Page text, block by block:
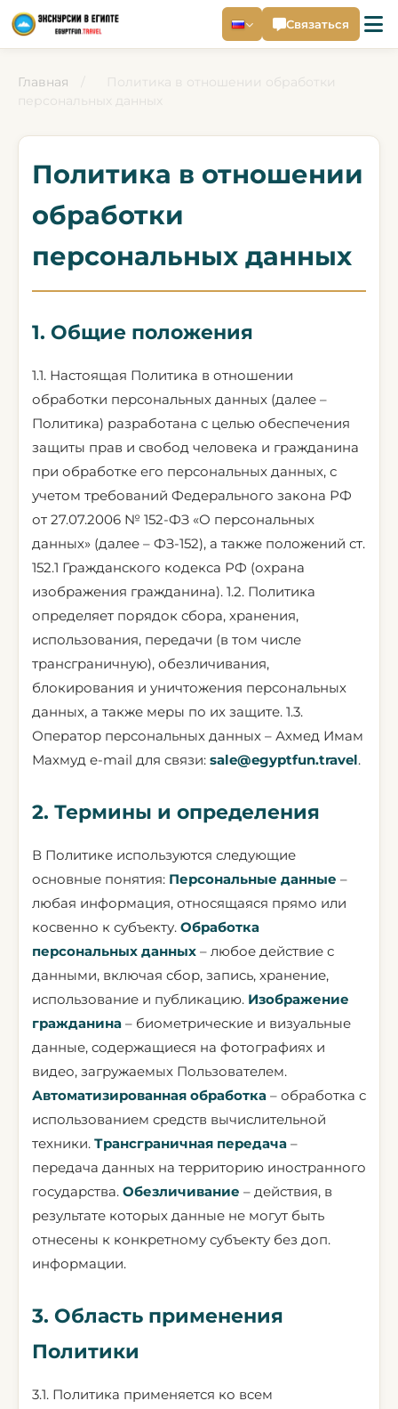
Связаться
Главная
Политика в отношении обработки
персональных данных
Политика в отношении
обработки
персональных данных
1. Общие положения
1.1. Настоящая Политика в отношении
обработки персональных данных (далее –
Политика) разработана с целью обеспечения
защиты прав и свобод человека и гражданина
при обработке его персональных данных, с
учетом требований Федерального закона РФ
от 27.07.2006 № 152-ФЗ «О персональных
данных» (далее – ФЗ-152), а также положений ст.
152.1 Гражданского кодекса РФ (охрана
изображения гражданина). 1.2. Политика
определяет порядок сбора, хранения,
использования, передачи (в том числе
трансграничную), обезличивания,
блокирования и уничтожения персональных
данных, а также меры по их защите. 1.3.
Оператор персональных данных – Ахмед Имам
Махмуд e-mail для связи: sale@egyptfun.travel.
2. Термины и определения
В Политике используются следующие
основные понятия: Персональные данные –
любая информация, относящаяся прямо или
косвенно к субъекту. Обработка
персональных данных – любое действие с
данными, включая сбор, запись, хранение,
использование и публикацию. Изображение
гражданина – биометрические и визуальные
данные, содержащиеся на фотографиях и
видео, загружаемых Пользователем.
Автоматизированная обработка – обработка с
использованием средств вычислительной
техники. Трансграничная передача –
передача данных на территорию иностранного
государства. Обезличивание – действия, в
результате которых данные не могут быть
отнесены к конкретному субъекту без доп.
информации.
3. Область применения
Политики
3.1. Политика применяется ко всем